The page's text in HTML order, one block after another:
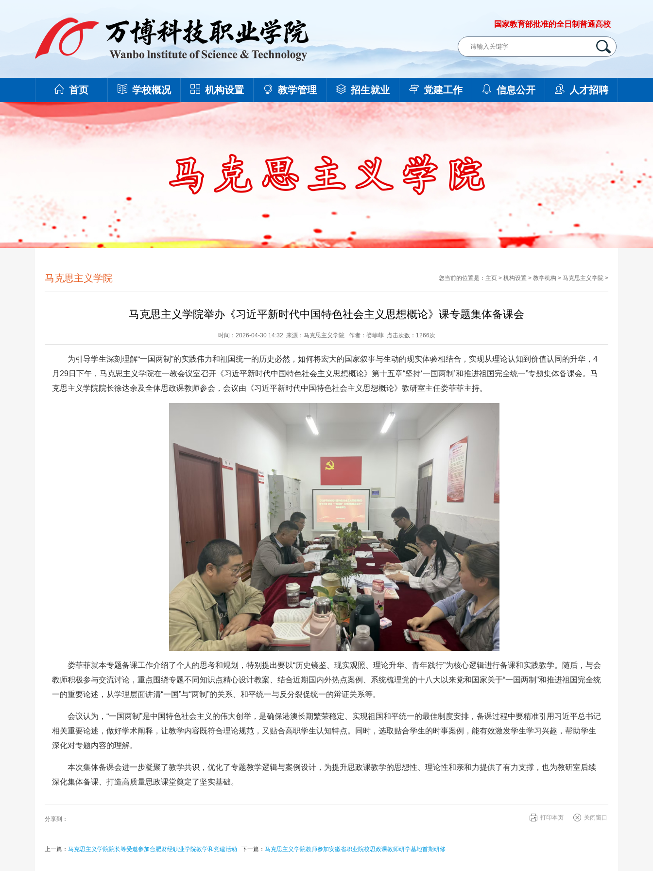
国家教育部批准的全日制普通高校
首页 学校概况 机构设置 教学管理 招生就业 党建工作 信息公开 人才招聘
您当前的位置是： 主页 > 机构设置 > 教学机构 > 马克思主义学院 >
马克思主义学院
马克思主义学院举办《习近平新时代中国特色社会主义思想概论》课专题集体备课会
时间：2026-04-30 14:32 来源：马克思主义学院 作者：娄菲菲 点击次数： 1266次
为引导学生深刻理解“一国两制”的实践伟力和祖国统一的历史必然，如何将宏大的国家叙事与生动的现实体验相结合，实现从理论认知到价值认同的升华，4
月29日下午，马克思主义学院在一教会议室召开《习近平新时代中国特色社会主义思想概论》第十五章“坚持‘一国两制’和推进祖国完全统一”专题集体备课会。马
克思主义学院院长徐达余及全体思政课教师参会，会议由《习近平新时代中国特色社会主义思想概论》教研室主任娄菲菲主持。
娄菲菲就本专题备课工作介绍了个人的思考和规划，特别提出要以“历史镜鉴、现实观照、理论升华、青年践行”为核心逻辑进行备课和实践教学。随后，与会
教师积极参与交流讨论，重点围绕专题不同知识点精心设计教案、结合近期国内外热点案例、系统梳理党的十八大以来党和国家关于“一国两制”和推进祖国完全统
一的重要论述，从学理层面讲清“一国”与“两制”的关系、和平统一与反分裂促统一的辩证关系等。
会议认为，“一国两制”是中国特色社会主义的伟大创举，是确保港澳长期繁荣稳定、实现祖国和平统一的最佳制度安排，备课过程中要精准引用习近平总书记
相关重要论述，做好学术阐释，让教学内容既符合理论规范，又贴合高职学生认知特点。同时，选取贴合学生的时事案例，能有效激发学生学习兴趣，帮助学生
深化对专题内容的理解。
本次集体备课会进一步凝聚了教学共识，优化了专题教学逻辑与案例设计，为提升思政课教学的思想性、理论性和亲和力提供了有力支撑，也为教研室后续
深化集体备课、打造高质量思政课堂奠定了坚实基础。
分享到： 打印本页 关闭窗口
上一篇： 马克思主义学院院长等受邀参加合肥财经职业学院教学和党建活动 下一篇： 马克思主义学院教师参加安徽省职业院校思政课教师研学基地首期研修